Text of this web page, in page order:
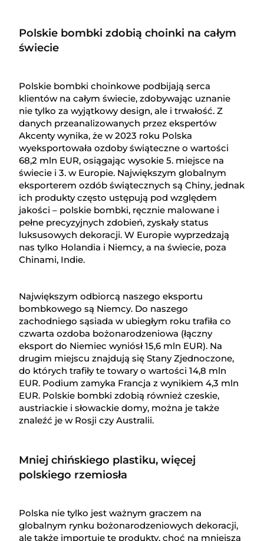
Polskie bombki zdobią choinki na całym
świecie
Polskie bombki choinkowe podbijają serca
klientów na całym świecie, zdobywając uznanie
nie tylko za wyjątkowy design, ale i trwałość. Z
danych przeanalizowanych przez ekspertów
Akcenty wynika, że w 2023 roku Polska
wyeksportowała ozdoby świąteczne o wartości
68,2 mln EUR, osiągając wysokie 5. miejsce na
świecie i 3. w Europie. Największym globalnym
eksporterem ozdób świątecznych są Chiny, jednak
ich produkty często ustępują pod względem
jakości – polskie bombki, ręcznie malowane i
pełne precyzyjnych zdobień, zyskały status
luksusowych dekoracji. W Europie wyprzedzają
nas tylko Holandia i Niemcy, a na świecie, poza
Chinami, Indie.
Największym odbiorcą naszego eksportu
bombkowego są Niemcy. Do naszego
zachodniego sąsiada w ubiegłym roku trafiła co
czwarta ozdoba bożonarodzeniowa (łączny
eksport do Niemiec wyniósł 15,6 mln EUR). Na
drugim miejscu znajdują się Stany Zjednoczone,
do których trafiły te towary o wartości 14,8 mln
EUR. Podium zamyka Francja z wynikiem 4,3 mln
EUR. Polskie bombki zdobią również czeskie,
austriackie i słowackie domy, można je także
znaleźć je w Rosji czy Australii.
Mniej chińskiego plastiku, więcej
polskiego rzemiosła
Polska nie tylko jest ważnym graczem na
globalnym rynku bożonarodzeniowych dekoracji,
ale także importuje te produkty, choć na mniejszą